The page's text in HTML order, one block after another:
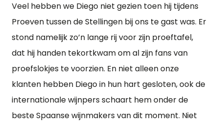
Veel hebben we Diego niet gezien toen hij tijdens
Proeven tussen de Stellingen bij ons te gast was. Er
stond namelijk zo’n lange rij voor zijn proeftafel,
dat hij handen tekortkwam om al zijn fans van
proefslokjes te voorzien. En niet alleen onze
klanten hebben Diego in hun hart gesloten, ook de
internationale wijnpers schaart hem onder de
beste Spaanse wijnmakers van dit moment. Niet